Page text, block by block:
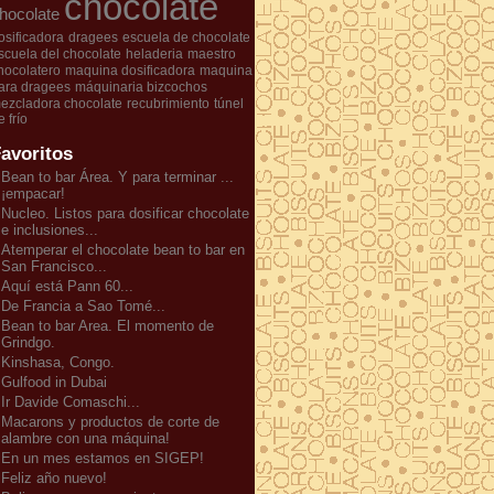
dragees escuela de chocolate
del chocolate heladeria maestro
maquina dosificadora maquina
dragees máquinaria bizcochos
chocolate recubrimiento túnel
frío
Bean to bar Área. Y para terminar ...
¡empacar!
Nucleo. Listos para dosificar chocolate
e inclusiones...
Atemperar el chocolate bean to bar en
San Francisco...
Aquí está Pann 60...
De Francia a Sao Tomé...
Bean to bar Area. El momento de
Grindgo.
Kinshasa, Congo.
Gulfood in Dubai
Ir Davide Comaschi...
Macarons y productos de corte de
alambre con una máquina!
En un mes estamos en SIGEP!
Feliz año nuevo!